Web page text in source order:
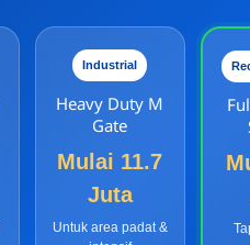
Industrial
Heavy Duty M
Gate
Mulai 11.7
Juta
Untuk area padat &